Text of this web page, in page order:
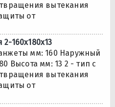
вытекания
от
160х180х13
мм: 160 Наружный
Высота мм: 13 2 - тип с
вытекания
от